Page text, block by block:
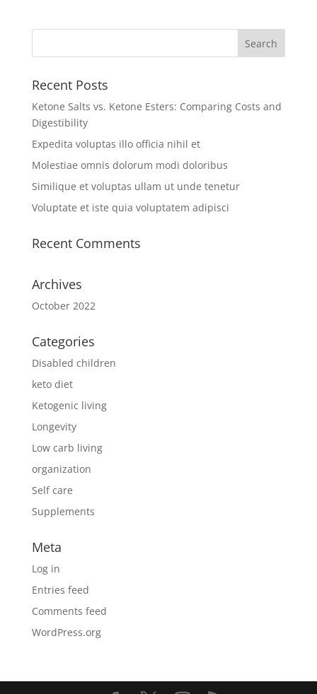
Recent Posts
Ketone Salts vs. Ketone Esters: Comparing Costs and
Digestibility
Expedita voluptas illo officia nihil et
Molestiae omnis dolorum modi doloribus
Similique et voluptas ullam ut unde tenetur
Voluptate et iste quia voluptatem adipisci
Recent Comments
Archives
October 2022
Categories
Disabled children
keto diet
Ketogenic living
Longevity
Low carb living
organization
Self care
Supplements
Meta
Log in
Entries feed
Comments feed
WordPress.org